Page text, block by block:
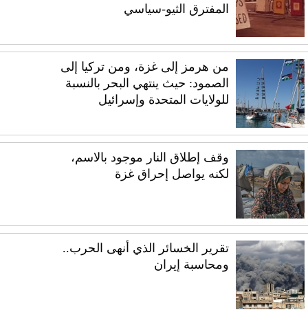
المفترق الثيو-سياسي
من هرمز إلى غزة، ومن تركيا إلى
الصمود: حيث ينتهي البحر بالنسبة
للولايات المتحدة وإسرائيل
وقف إطلاق النار موجود بالاسم،
لكنه يواصل إحراق غزة
تقرير الخسائر الذي أنهى الحرب..
ومحاسبة إيران